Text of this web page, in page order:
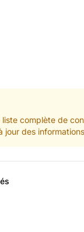
complète de
jour des